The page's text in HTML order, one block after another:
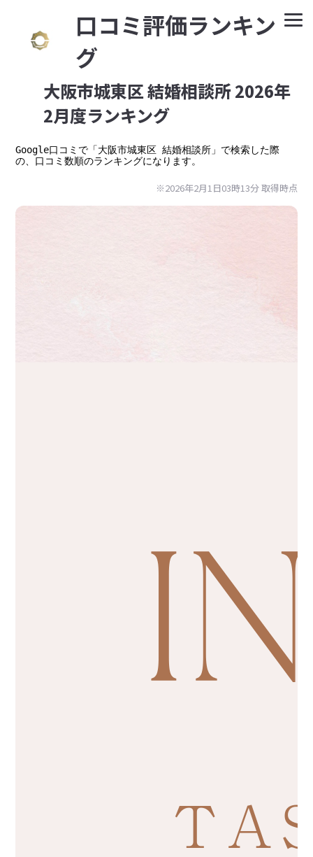
⼝コミ評価ランキン
グ
大阪市城東区 結婚相談所 2026年
2月度ランキング
Google⼝コミで「大阪市城東区 結婚相談所」で検索した際
の、口コミ数順のランキングになります。
※2026年2月1日03時13分 取得時点